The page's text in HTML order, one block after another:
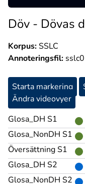
Döv - Dövas
Korpus:SSLC
Annoteringsfil:
Starta markering
Ändra videovyer
Glosa_DH S1
Glosa_NonDH S1
Översättning S1
Glosa_DH S2
Glosa_NonDH S2